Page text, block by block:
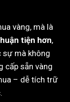
vàng, mà là
tiện hơn,
sự mà không
cấp sẵn vàng
– dễ tích trữ